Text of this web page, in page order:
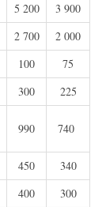
5 200
3 900
2 700
2 000
100
75
300
225
990 740
450
340
400
300